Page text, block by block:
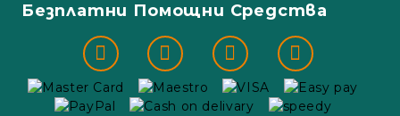
Безплатни Помощни Средства